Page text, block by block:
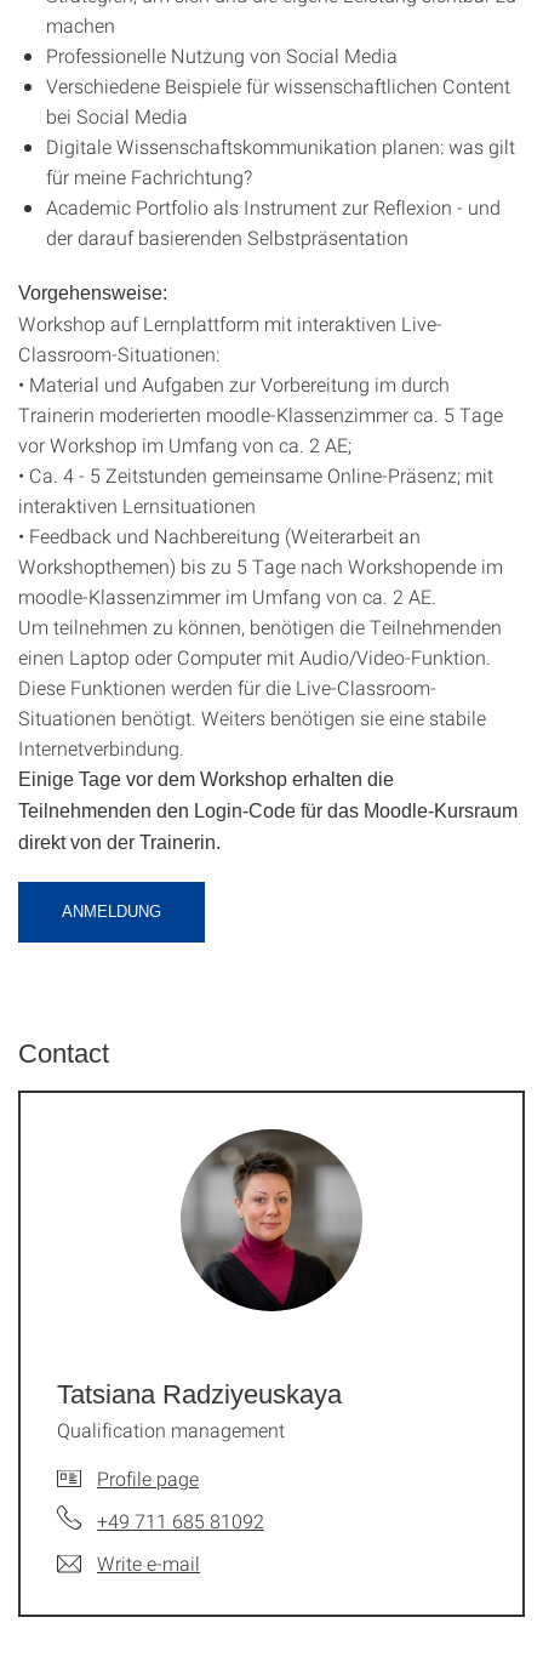
machen
Professionelle Nutzung von Social Media
Verschiedene Beispiele für wissenschaftlichen Content
bei Social Media
Digitale Wissenschaftskommunikation planen: was gilt
für meine Fachrichtung?
Academic Portfolio als Instrument zur Reflexion - und
der darauf basierenden Selbstpräsentation
Vorgehensweise:
Workshop auf Lernplattform mit interaktiven Live-
Classroom-Situationen:
• Material und Aufgaben zur Vorbereitung im durch
Trainerin moderierten moodle-Klassenzimmer ca. 5 Tage
vor Workshop im Umfang von ca. 2 AE;
• Ca. 4 - 5 Zeitstunden gemeinsame Online-Präsenz; mit
interaktiven Lernsituationen
• Feedback und Nachbereitung (Weiterarbeit an
Workshopthemen) bis zu 5 Tage nach Workshopende im
moodle-Klassenzimmer im Umfang von ca. 2 AE.
Um teilnehmen zu können, benötigen die Teilnehmenden
einen Laptop oder Computer mit Audio/Video-Funktion.
Diese Funktionen werden für die Live-Classroom-
Situationen benötigt. Weiters benötigen sie eine stabile
Internetverbindung.
Einige Tage vor dem Workshop erhalten die
Teilnehmenden den Login-Code für das Moodle-Kursraum
direkt von der Trainerin.
ANMELDUNG
Contact
Tatsiana Radziyeuskaya
Qualification management
Profile page
+49 711 685 81092
Write e-mail